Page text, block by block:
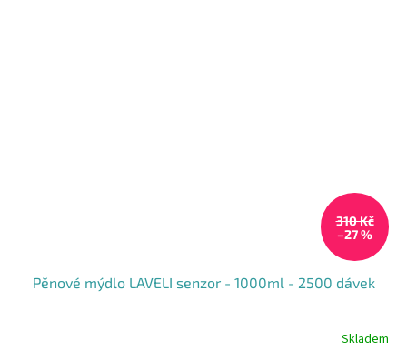
310 Kč
–27 %
Pěnové mýdlo LAVELI senzor - 1000ml - 2500 dávek
Skladem